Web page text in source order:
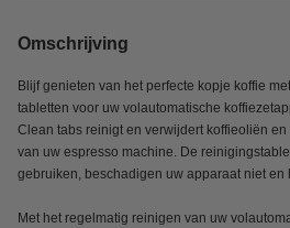
Omschrijving
Blijf genieten van het perfecte kopje koffie
tabletten voor uw volautomatische
Clean tabs reinigt en verwijdert koffieoliën
van uw espresso machine. De
gebruiken, beschadigen uw apparaat niet en
Met het regelmatig reinigen van uw